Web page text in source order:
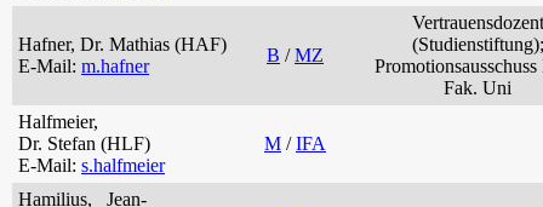
Hafner, Dr. Mathias (HAF)
E-Mail: m.hafner
B /MZ
Vertrauensdozent
(Studienstiftung);
Fak. Uni
Halfmeier,
Dr. Stefan (HLF)
E-Mail: s.halfmeier
M /IFA
Hamilius, Jean-